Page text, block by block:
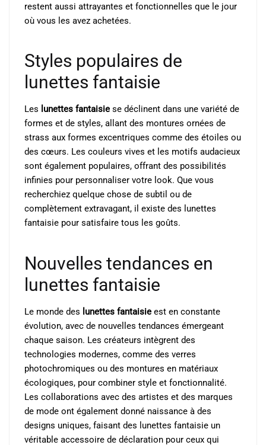
restent aussi attrayantes et fonctionnelles que le jour
où vous les avez achetées.
Styles populaires de
lunettes fantaisie
Les lunettes fantaisie se déclinent dans une variété de
formes et de styles, allant des montures ornées de
strass aux formes excentriques comme des étoiles ou
des cœurs. Les couleurs vives et les motifs audacieux
sont également populaires, offrant des possibilités
infinies pour personnaliser votre look. Que vous
recherchiez quelque chose de subtil ou de
complètement extravagant, il existe des lunettes
fantaisie pour satisfaire tous les goûts.
Nouvelles tendances en
lunettes fantaisie
Le monde des lunettes fantaisie est en constante
évolution, avec de nouvelles tendances émergeant
chaque saison. Les créateurs intègrent des
technologies modernes, comme des verres
photochromiques ou des montures en matériaux
écologiques, pour combiner style et fonctionnalité.
Les collaborations avec des artistes et des marques
de mode ont également donné naissance à des
designs uniques, faisant des lunettes fantaisie un
véritable accessoire de déclaration pour ceux qui